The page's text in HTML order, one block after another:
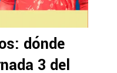
dónde
3 del